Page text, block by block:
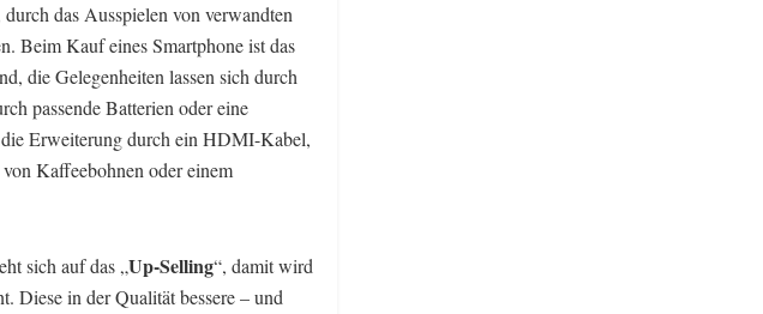
das Ausspielen von verwandten
Beim Kauf eines Smartphone ist das
die Gelegenheiten lassen sich durch
passende Batterien oder eine
die Erweiterung durch ein HDMI-Kabel,
Kaffeebohnen oder einem
sich auf das „Up-Selling“, damit wird
Diese in der Qualität bessere – und